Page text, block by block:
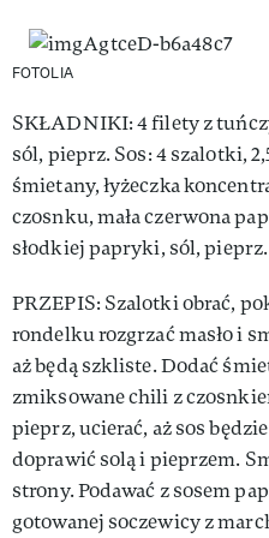
FOTOLIA
SKŁADNIKI: 4 filety z
sól, pieprz. Sos: 4 szalotki,
śmietany, łyżeczka
czosnku, mała czerwona
słodkiej papryki, sól, pieprz.
PRZEPIS: Szalotki obrać,
rondelku rozgrzać masło i
aż będą szkliste. Dodać
zmiksowane chili z
pieprz, ucierać, aż sos
doprawić solą i pieprzem.
strony. Podawać z sosem
gotowanej soczewicy z